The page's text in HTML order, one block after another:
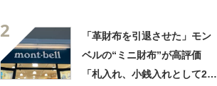
2
「革財布を引退させた」モン
ベルの“ミニ財布”が高評価
「札入れ、小銭入れとして2つ